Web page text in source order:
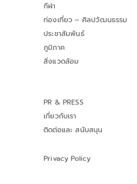
กีฬา
ท่องเที่ยว – ศิลปวัฒนธรรม
ประชาสัมพันธ์
ภูมิภาค
สิ่งแวดล้อม
PR & PRESS
เกี่ยวกับเรา
ติดต่อและ สนับสนุน
Privacy Policy